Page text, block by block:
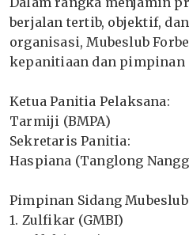
berjalan tertib, objektif,
organisasi, Mubeslub
kepanitiaan dan pimpinan
‎Ketua Panitia Pelaksana:
‎Tarmiji (BMPA)
‎Sekretaris Panitia:
‎Haspiana (Tanglong
‎Pimpinan Sidang
‎1. Zulfikar (GMBI)